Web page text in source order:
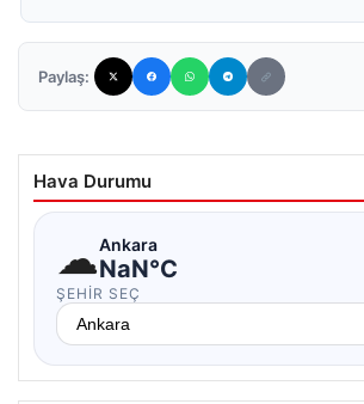
Paylaş:
Hava Durumu
☁Ankara
NaN°C
ŞEHIR SEÇ